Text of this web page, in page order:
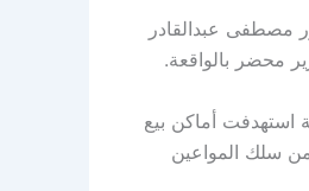
مصطفى عبدالقادر
استهدفت أماكن بيع
3069 صاروخًا و3 كيلوغرامات من سلك المواعين